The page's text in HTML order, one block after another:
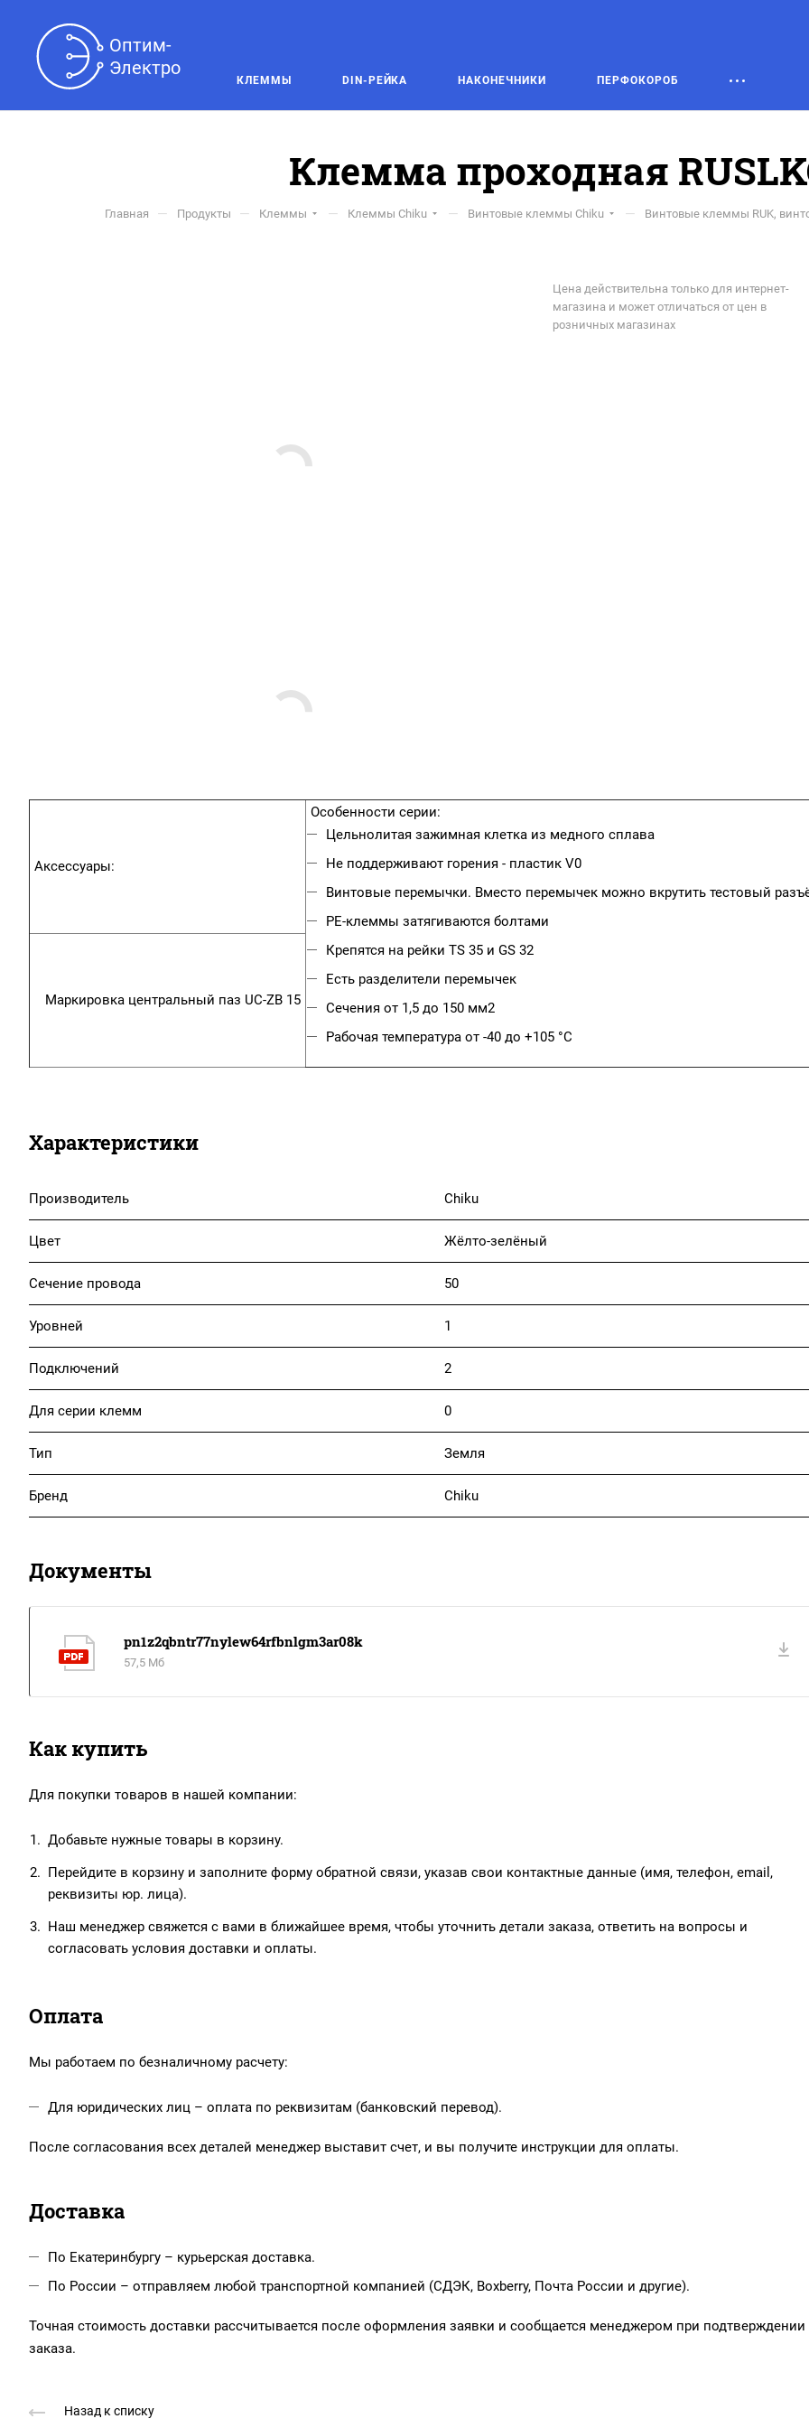
Оптим-
Электро
КЛЕММЫ DIN-РЕЙКА НАКОНЕЧНИКИ ПЕРФОКОРОБ
Клемма проходная
Главная — Продукты — Клеммы — Клеммы Chiku — Винтовые клеммы Chiku — Винтовые клеммы RUK,
Цена действительна только для интернет-
магазина и может отличаться от цен в
розничных магазинах
Аксессуары:
Особенности серии:
Цельнолитая зажимная клетка из медного сплава
Не поддерживают горения - пластик V0
Винтовые перемычки. Вместо перемычек можно вкрутить тестовый
PE-клеммы затягиваются болтами
Крепятся на рейки TS 35 и GS 32
Есть разделители перемычек
Сечения от 1,5 до 150 мм2
Рабочая температура от -40 до +105 °C
Маркировка центральный паз UC-ZB 15
Характеристики
Производитель Chiku
Цвет Жёлто-зелёный
Сечение провода 50
Уровней 1
Подключений 2
Для серии клемм 0
Тип Земля
Бренд Chiku
Документы
pn1z2qbntr77nylew64rfbnlgm3ar08k
57,5 Мб
Как купить
Для покупки товаров в нашей компании:
Добавьте нужные товары в корзину.
Перейдите в корзину и заполните форму обратной связи, указав свои контактные данные (имя, телефон, email,
реквизиты юр. лица).
Наш менеджер свяжется с вами в ближайшее время, чтобы уточнить детали заказа, ответить на вопросы и
согласовать условия доставки и оплаты.
Оплата
Мы работаем по безналичному расчету:
Для юридических лиц – оплата по реквизитам (банковский перевод).
После согласования всех деталей менеджер выставит счет, и вы получите инструкции для оплаты.
Доставка
По Екатеринбургу – курьерская доставка.
По России – отправляем любой транспортной компанией (СДЭК, Boxberry, Почта России и другие).
Точная стоимость доставки рассчитывается после оформления заявки и сообщается менеджером при подтверждении
заказа.
Назад к списку